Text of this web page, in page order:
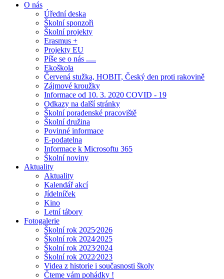
O nás
Úřední deska
Školní sponzoři
Školní projekty
Erasmus +
Projekty EU
Píše se o nás .....
Ekoškola
Červená stužka, HOBIT, Český den proti rakovině
Zájmové kroužky
Informace od 10. 3. 2020 COVID - 19
Odkazy na další stránky
Školní poradenské pracoviště
Školní družina
Povinné informace
E-podatelna
Informace k Microsoftu 365
Školní noviny
Aktuality
Aktuality
Kalendář akcí
Jídelníček
Kino
Letní tábory
Fotogalerie
Školní rok 2025⁄2026
Školní rok 2024⁄2025
Školní rok 2023⁄2024
Školní rok 2022⁄2023
Videa z historie i současnosti školy
Čteme vám pohádky !